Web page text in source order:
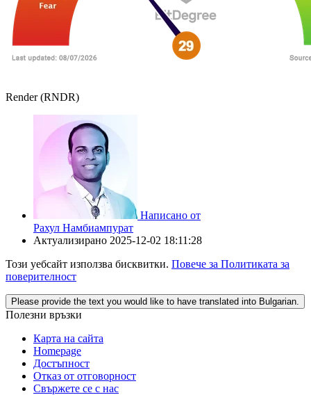
Render (RNDR)
Написано от
Рахул Намбиампурат
Актуализирано 2025-12-02 18:11:28
Този уебсайт използва бисквитки. Повече за Политиката за
поверителност
Please provide the text you would like to have translated into Bulgarian.
Полезни връзки
Карта на сайта
Homepage
Достъпност
Отказ от отговорност
Свържете се с нас